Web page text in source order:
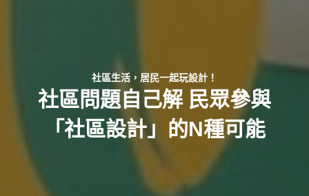
社區生活，居民一起玩設計！
社區問題自己解 民眾參與
「社區設計」的N種可能